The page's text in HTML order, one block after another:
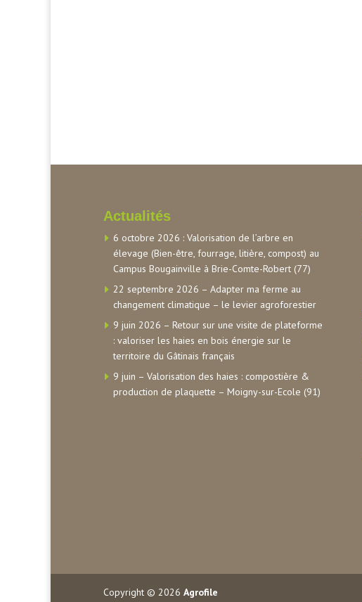
Actualités
6 octobre 2026 : Valorisation de l’arbre en
élevage (Bien-être, fourrage, litière, compost) au
Campus Bougainville à Brie-Comte-Robert (77)
22 septembre 2026 – Adapter ma ferme au
changement climatique – le levier agroforestier
9 juin 2026 – Retour sur une visite de plateforme
: valoriser les haies en bois énergie sur le
territoire du Gâtinais français
9 juin – Valorisation des haies : compostière &
production de plaquette – Moigny-sur-Ecole (91)
Copyright © 2026 Agrofile